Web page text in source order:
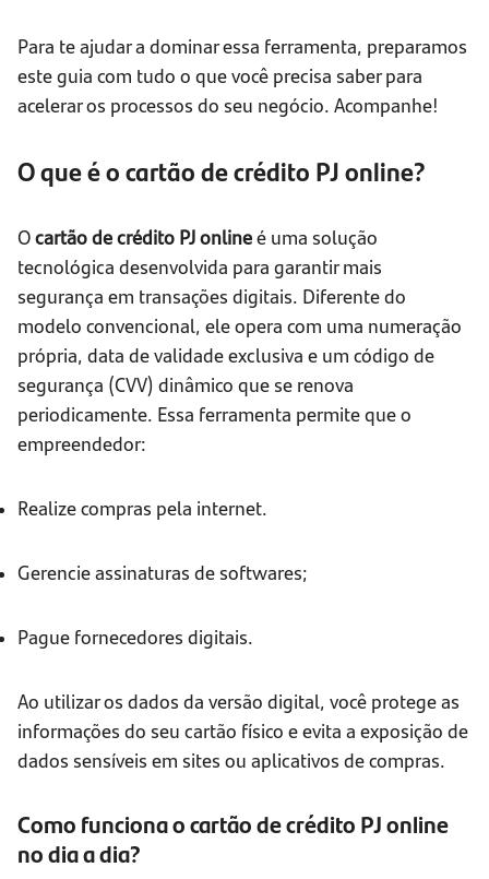
Para te ajudar a dominar essa ferramenta, preparamos
este guia com tudo o que você precisa saber para
acelerar os processos do seu negócio. Acompanhe!
O que é o cartão de crédito PJ online?
Ocartão de crédito PJ onlineé uma solução
tecnológica desenvolvida para garantir mais
segurança em transações digitais. Diferente do
modelo convencional, ele opera com uma numeração
própria, data de validade exclusiva e um código de
segurança (CVV) dinâmico que se renova
periodicamente. Essa ferramenta permite que o
empreendedor:
Realize compras pela internet.
Gerencie assinaturas de softwares;
Pague fornecedores digitais.
Ao utilizar os dados da versão digital, você protege as
informações do seu cartão físico e evita a exposição de
dados sensíveis em sites ou aplicativos de compras.
Como funciona o cartão de crédito PJ online
no dia a dia?